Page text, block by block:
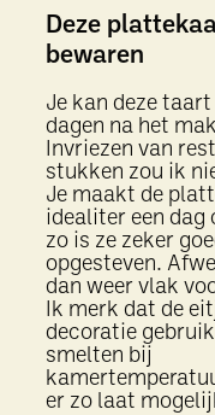
Deze
bewaren
Je kan deze
dagen na het
Invriezen van
stukken zou ik
Je maakt de
idealiter een dag
zo is ze zeker
opgesteven.
dan weer vlak
Ik merk dat de
decoratie
smelten bij
er zo laat